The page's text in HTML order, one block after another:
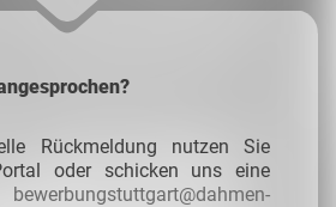
Rückmeldung nutzen Sie
oder schicken uns eine
bewerbungstuttgart@dahmen-